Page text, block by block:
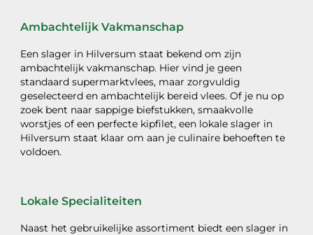
Ambachtelijk Vakmanschap
Een slager in Hilversum staat bekend om zijn
ambachtelijk vakmanschap. Hier vind je geen
standaard supermarktvlees, maar zorgvuldig
geselecteerd en ambachtelijk bereid vlees. Of je nu op
zoek bent naar sappige biefstukken, smaakvolle
worstjes of een perfecte kipfilet, een lokale slager in
Hilversum staat klaar om aan je culinaire behoeften te
voldoen.
Lokale Specialiteiten
Naast het gebruikelijke assortiment biedt een slager in